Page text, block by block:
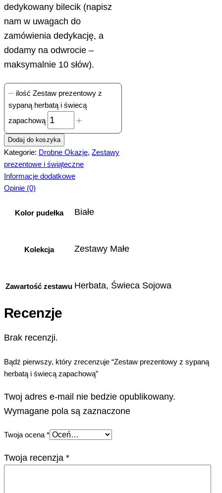
dedykowany bilecik (napisz
nam w uwagach do
zamówienia dedykację, a
dodamy na odwrocie –
maksymalnie 10 słów).
ilość Zestaw prezentowy z
sypaną herbatą i świecą
zapachową
Dodaj do koszyka
Kategorie: Drobne Okazje, Zestawy
prezentowe i świąteczne
Informacje dodatkowe
Opinie (0)
Kolor pudełka Białe
Kolekcja Zestawy Małe
Zawartość zestawu Herbata, Świeca Sojowa
Recenzje
Brak recenzji.
Bądź pierwszy, który zrecenzuje “Zestaw prezentowy z sypaną
herbatą i świecą zapachową”
Twoj adres e-mail nie bedzie opublikowany.
Wymagane pola są zaznaczone
Twoja ocena*
Twoja recenzja *